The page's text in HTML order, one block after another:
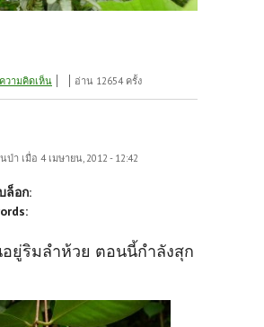
ดอกอะไร ผลไม้อะไร
วามคิดเห็น อ่าน 12654 ครั้ง
ป่า เมื่อ 4 เมษายน, 2012 - 12:42
ล็อก:
ยู่ริมลำห้วย ตอนนี้กำลังสุก